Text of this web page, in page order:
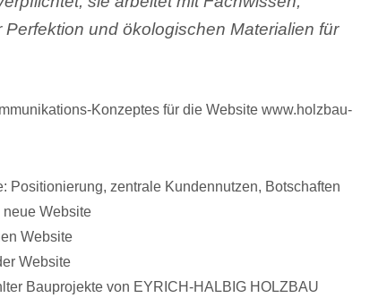
und ökologischen Materialien für
Konzeptes für die Website www.holzbau-
Positionierung, zentrale Kundennutzen, Botschaften
neue Website
Website
Website
Bauprojekte von EYRICH-HALBIG HOLZBAU